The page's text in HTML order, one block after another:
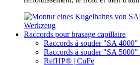
Raccords pour brasage capillaire
Raccords á souder "SA
Raccords á souder "SA
RefHP® | CuFe